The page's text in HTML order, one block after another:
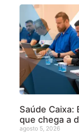
Saúde
que chega a
agosto 5, 2026